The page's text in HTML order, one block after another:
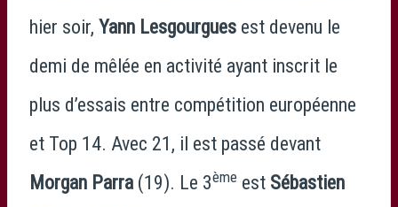
hier soir, Yann Lesgourgues est devenu le
demi de mêlée en activité ayant inscrit le
plus d’essais entre compétition européenne
et Top 14. Avec 21, il est passé devant
Morgan Parra (19). Le 3ème est Sébastien